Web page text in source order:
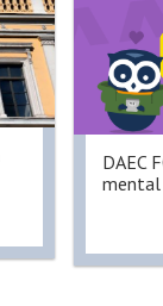
DAEC
mental